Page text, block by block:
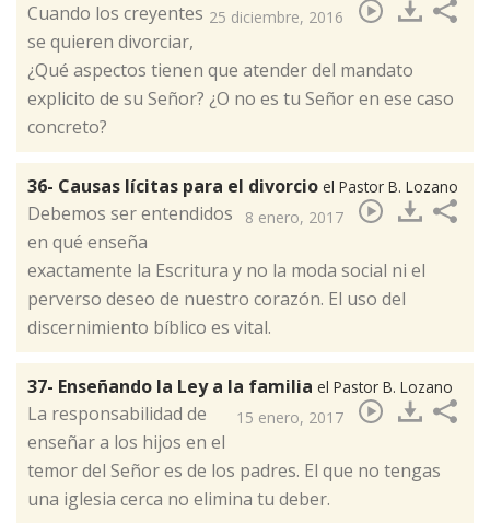
25 diciembre, 2016
Cuando los creyentes
se quieren divorciar,
¿Qué aspectos tienen que atender del mandato
explicito de su Señor? ¿O no es tu Señor en ese caso
concreto?​
36- Causas lícitas para el divorcio el Pastor B. Lozano
8 enero, 2017
Debemos ser entendidos
en qué enseña
exactamente la Escritura y no la moda social ni el
perverso deseo de nuestro corazón. El uso del
discernimiento bíblico es vital.​
37- Enseñando la Ley a la familia el Pastor B. Lozano
15 enero, 2017
La responsabilidad de
enseñar a los hijos en el
temor del Señor es de los padres. El que no tengas
una iglesia cerca no elimina tu deber.​